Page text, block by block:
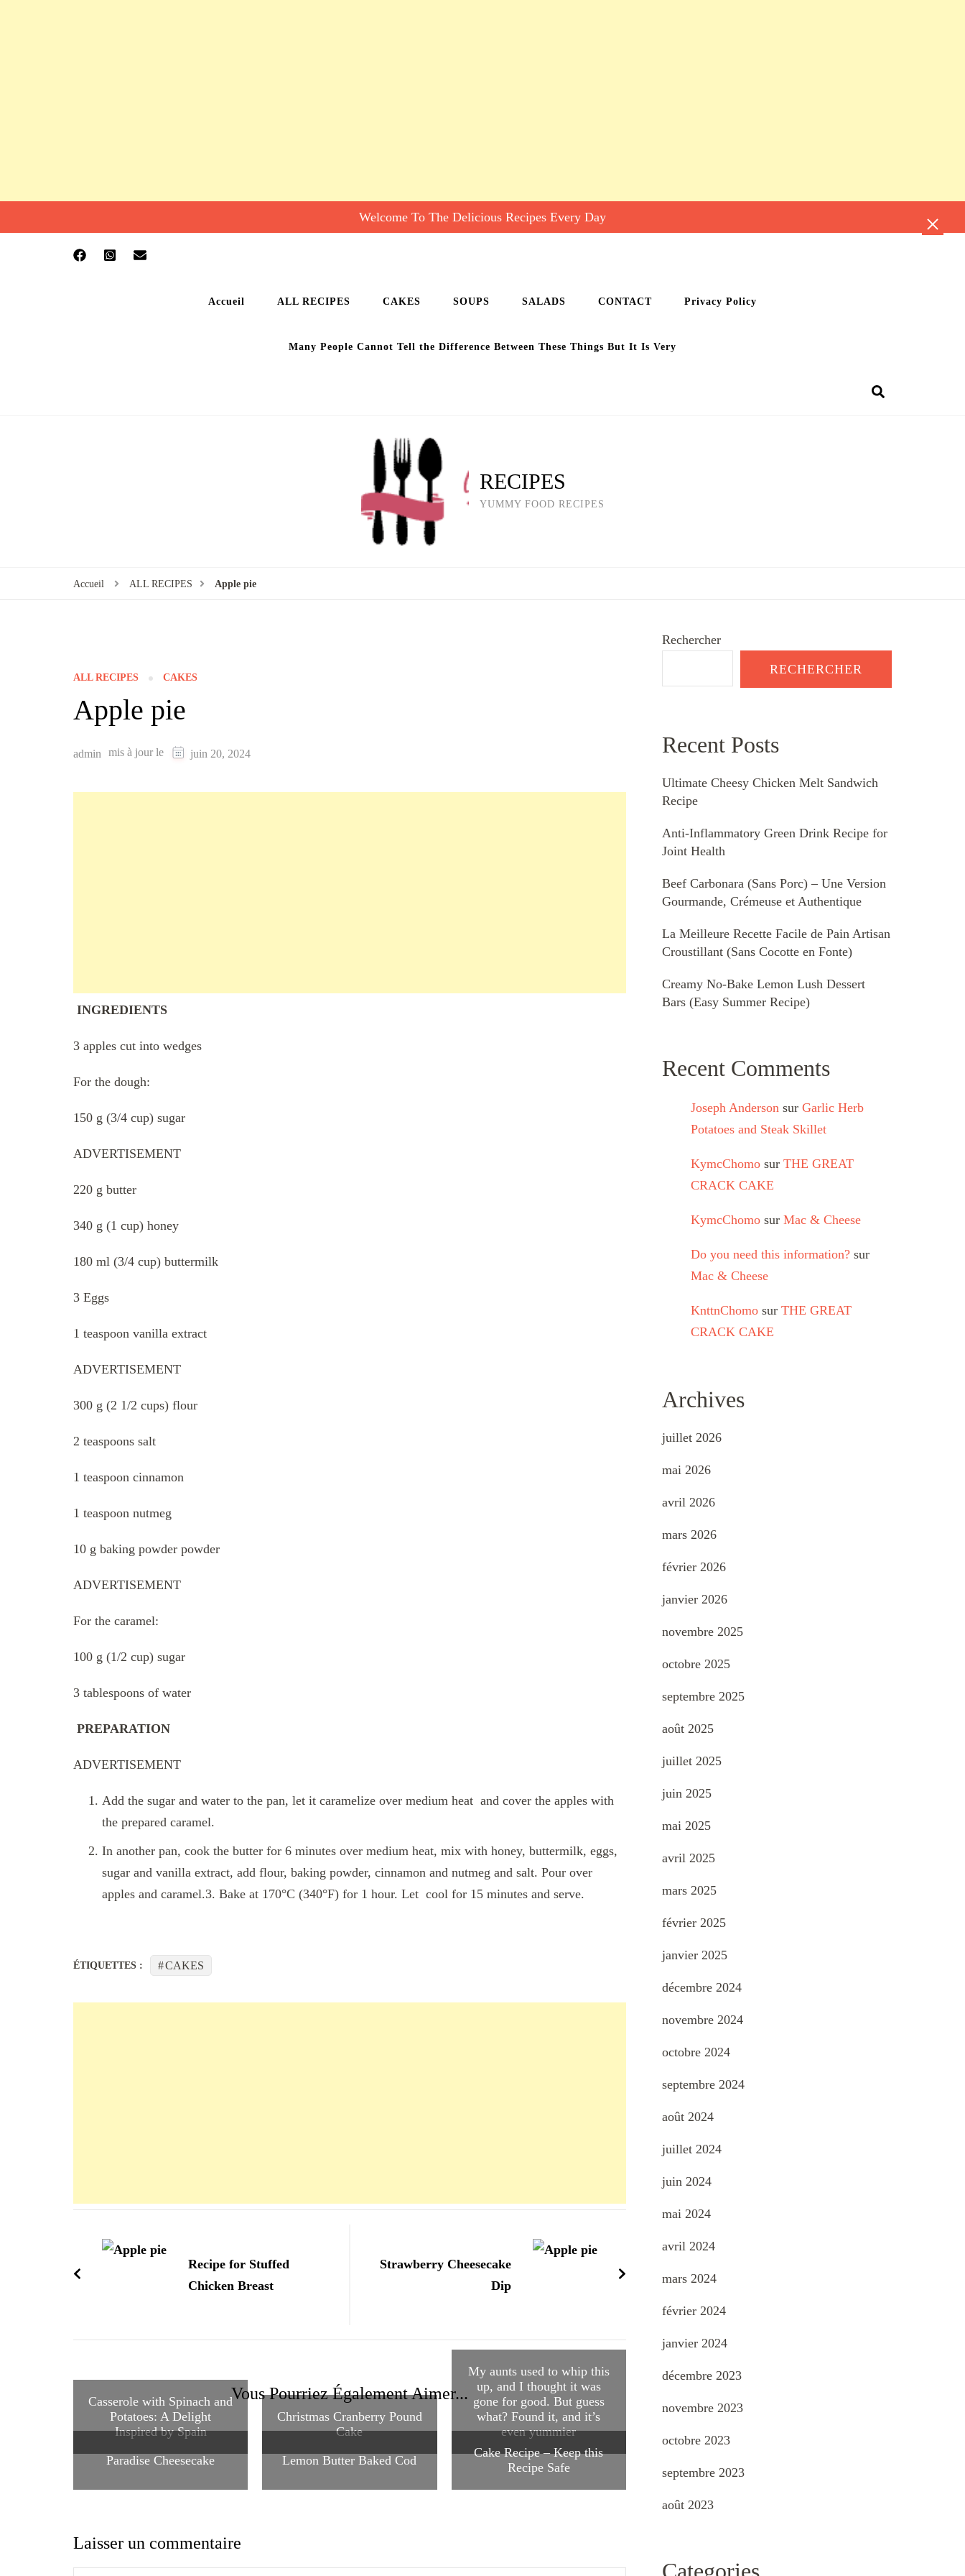
Welcome To The Delicious Recipes Every Day
Accueil ALL RECIPES CAKES SOUPS SALADS CONTACT Privacy Policy
Many People Cannot Tell the Difference Between These Things But It Is Very
RECIPES
YUMMY FOOD RECIPES
Accueil ALL RECIPES Apple pie
ALL RECIPES CAKES
Apple pie
admin mis à jour le juin 20, 2024
INGREDIENTS
3 apples cut into wedges
For the dough:
150 g (3/4 cup) sugar
ADVERTISEMENT
220 g butter
340 g (1 cup) honey
180 ml (3/4 cup) buttermilk
3 Eggs
1 teaspoon vanilla extract
ADVERTISEMENT
300 g (2 1/2 cups) flour
2 teaspoons salt
1 teaspoon cinnamon
1 teaspoon nutmeg
10 g baking powder powder
ADVERTISEMENT
For the caramel:
100 g (1/2 cup) sugar
3 tablespoons of water
PREPARATION
ADVERTISEMENT
Add the sugar and water to the pan, let it caramelize over medium heat and cover the apples with
the prepared caramel.
In another pan, cook the butter for 6 minutes over medium heat, mix with honey, buttermilk, eggs,
sugar and vanilla extract, add flour, baking powder, cinnamon and nutmeg and salt. Pour over
apples and caramel.3. Bake at 170°C (340°F) for 1 hour. Let cool for 15 minutes and serve.
ÉTIQUETTES : CAKES
d'article
Recipe for Stuffed
Chicken Breast
Strawberry Cheesecake
Dip
Vous Pourriez Également Aimer...
Casserole with Spinach and
Potatoes: A Delight
Inspired by Spain
Christmas Cranberry Pound
Cake
My aunts used to whip this
up, and I thought it was
gone for good. But guess
what? Found it, and it’s
even yummier
Paradise Cheesecake
Lemon Butter Baked Cod
Cake Recipe – Keep this
Recipe Safe
Laisser un commentaire
Rechercher
RECHERCHER
Recent Posts
Ultimate Cheesy Chicken Melt Sandwich
Recipe
Anti-Inflammatory Green Drink Recipe for
Joint Health
Beef Carbonara (Sans Porc) – Une Version
Gourmande, Crémeuse et Authentique
La Meilleure Recette Facile de Pain Artisan
Croustillant (Sans Cocotte en Fonte)
Creamy No-Bake Lemon Lush Dessert
Bars (Easy Summer Recipe)
Recent Comments
Joseph Anderson sur Garlic Herb
Potatoes and Steak Skillet
KymcChomo sur THE GREAT
CRACK CAKE
KymcChomo sur Mac & Cheese
Do you need this information? sur
Mac & Cheese
KnttnChomo sur THE GREAT
CRACK CAKE
Archives
juillet 2026
mai 2026
avril 2026
mars 2026
février 2026
janvier 2026
novembre 2025
octobre 2025
septembre 2025
août 2025
juillet 2025
juin 2025
mai 2025
avril 2025
mars 2025
février 2025
janvier 2025
décembre 2024
novembre 2024
octobre 2024
septembre 2024
août 2024
juillet 2024
juin 2024
mai 2024
avril 2024
mars 2024
février 2024
janvier 2024
décembre 2023
novembre 2023
octobre 2023
septembre 2023
août 2023